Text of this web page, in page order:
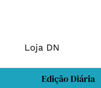
Loja DN
Edição Diária